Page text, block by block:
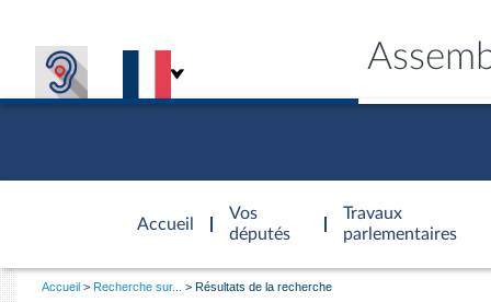
Accueil
d'accueil
Vos
députés
Travaux
parlementaires
Vous
Accueil Recherche sur... Résultats de la recherche